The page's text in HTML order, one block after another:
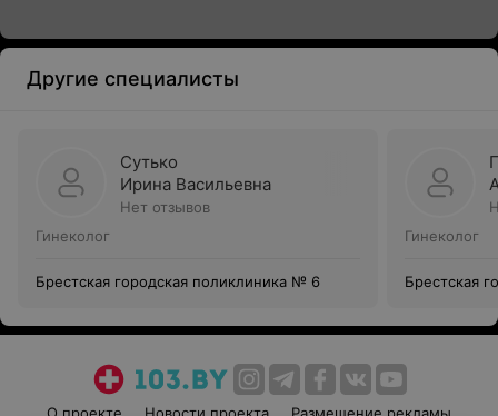
Другие специалисты
Сутько
Ирина Васильевна
Нет отзывов
Гинеколог
Брестская городская поликлиника № 6
Гинеколог
Брестская